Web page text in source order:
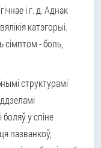
і г. д. Аднак
катэгорыі.
- боль,
структурамі
у спіне
пазванкоў,